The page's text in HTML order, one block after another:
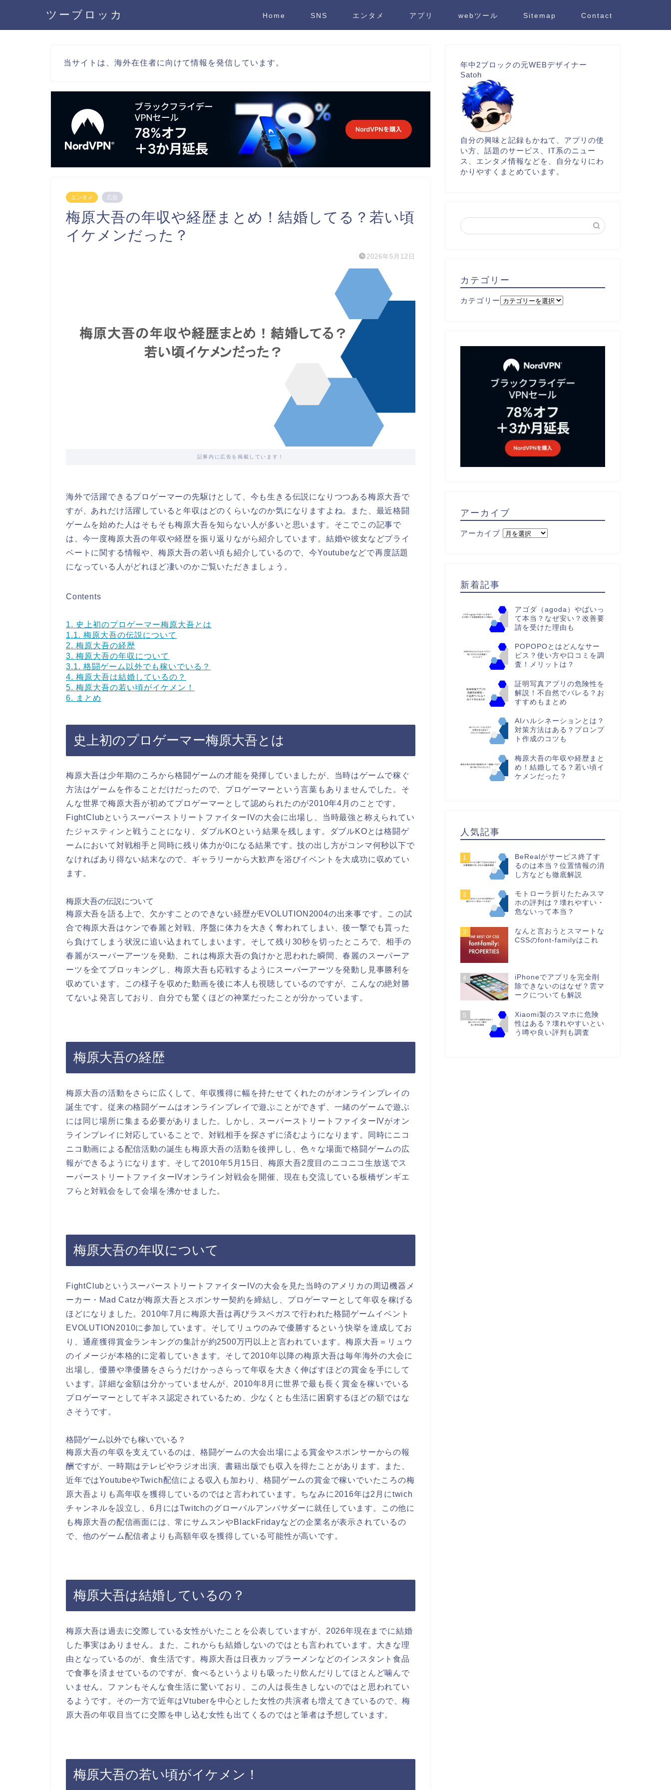
ツーブロッカ Home SNS エンタメ アプリ webツール Sitemap Contact
当サイトは、海外在住者に向けて情報を発信しています。
エンタメ 広告
梅原大吾の年収や経歴まとめ！結婚してる？若い頃
イケメンだった？
2026年5月12日
記事内に広告を掲載しています！
海外で活躍できるプロゲーマーの先駆けとして、今も生きる伝説になりつつある梅原大吾で
すが、あれだけ活躍していると年収はどのくらいなのか気になりますよね。また、最近格闘
ゲームを始めた人はそもそも梅原大吾を知らない人が多いと思います。そこでこの記事で
は、今一度梅原大吾の年収や経歴を振り返りながら紹介しています。結婚や彼女などプライ
ベートに関する情報や、梅原大吾の若い頃も紹介しているので、今Youtubeなどで再度話題
になっている人がどれほど凄いのかご覧いただきましょう。
Contents
1. 史上初のプロゲーマー梅原大吾とは
1.1. 梅原大吾の伝説について
2. 梅原大吾の経歴
3. 梅原大吾の年収について
3.1. 格闘ゲーム以外でも稼いでいる？
4. 梅原大吾は結婚しているの？
5. 梅原大吾の若い頃がイケメン！
6. まとめ
史上初のプロゲーマー梅原大吾とは
梅原大吾は少年期のころから格闘ゲームの才能を発揮していましたが、当時はゲームで稼ぐ
方法はゲームを作ることだけだったので、プロゲーマーという言葉もありませんでした。そ
んな世界で梅原大吾が初めてプロゲーマーとして認められたのが2010年4月のことです。
FightClubというスーパーストリートファイターIVの大会に出場し、当時最強と称えられてい
たジャスティンと戦うことになり、ダブルKOという結果を残します。ダブルKOとは格闘ゲ
ームにおいて対戦相手と同時に残り体力が0になる結果です。技の出し方がコンマ何秒以下で
なければあり得ない結末なので、ギャラリーから大歓声を浴びイベントを大成功に収めてい
ます。
梅原大吾の伝説について
梅原大吾を語る上で、欠かすことのできない経歴がEVOLUTION2004の出来事です。この試
合で梅原大吾はケンで春麗と対戦、序盤に体力を大きく奪われてしまい、後一撃でも貰った
ら負けてしまう状況に追い込まれてしまいます。そして残り30秒を切ったところで、相手の
春麗がスーパーアーツを発動、これは梅原大吾の負けかと思われた瞬間、春麗のスーパーア
ーツを全てブロッキングし、梅原大吾も応戦するようにスーパーアーツを発動し見事勝利を
収めています。この様子を収めた動画を後に本人も視聴しているのですが、こんなの絶対勝
てないよ発言しており、自分でも驚くほどの神業だったことが分かっています。
梅原大吾の経歴
梅原大吾の活動をさらに広くして、年収獲得に幅を持たせてくれたのがオンラインプレイの
誕生です。従来の格闘ゲームはオンラインプレイで遊ぶことができず、一緒のゲームで遊ぶ
には同じ場所に集まる必要がありました。しかし、スーパーストリートファイターIVがオン
ラインプレイに対応していることで、対戦相手を探さずに済むようになります。同時にニコ
ニコ動画による配信活動の誕生も梅原大吾の活動を後押しし、色々な場面で格闘ゲームの広
報ができるようになります。そして2010年5月15日、梅原大吾2度目のニコニコ生放送でス
ーパーストリートファイターIVオンライン対戦会を開催、現在も交流している板橋ザンギエ
フらと対戦会をして会場を沸かせました。
梅原大吾の年収について
FightClubというスーパーストリートファイターIVの大会を見た当時のアメリカの周辺機器メ
ーカー・Mad Catzが梅原大吾とスポンサー契約を締結し、プロゲーマーとして年収を稼げる
ほどになりました。2010年7月に梅原大吾は再びラスベガスで行われた格闘ゲームイベント
EVOLUTION2010に参加しています。そしてリュウのみで優勝するという快挙を達成してお
り、通産獲得賞金ランキングの集計が約2500万円以上と言われています。梅原大吾＝リュウ
のイメージが本格的に定着していきます。そして2010年以降の梅原大吾は毎年海外の大会に
出場し、優勝や準優勝をさらうだけかっさらって年収を大きく伸ばすほどの賞金を手にして
います。詳細な金額は分かっていませんが、2010年8月に世界で最も長く賞金を稼いでいる
プロゲーマーとしてギネス認定されているため、少なくとも生活に困窮するほどの額ではな
さそうです。
格闘ゲーム以外でも稼いでいる？
梅原大吾の年収を支えているのは、格闘ゲームの大会出場による賞金やスポンサーからの報
酬ですが、一時期はテレビやラジオ出演、書籍出版でも収入を得たことがあります。また、
近年ではYoutubeやTwich配信による収入も加わり、格闘ゲームの賞金で稼いでいたころの梅
原大吾よりも高年収を獲得しているのではと言われています。ちなみに2016年は2月にtwich
チャンネルを設立し、6月にはTwitchのグローバルアンバサダーに就任しています。この他に
も梅原大吾の配信画面には、常にサムスンやBlackFridayなどの企業名が表示されているの
で、他のゲーム配信者よりも高額年収を獲得している可能性が高いです。
梅原大吾は結婚しているの？
梅原大吾は過去に交際している女性がいたことを公表していますが、2026年現在までに結婚
した事実はありません。また、これからも結婚しないのではとも言われています。大きな理
由となっているのが、食生活です。梅原大吾は日夜カップラーメンなどのインスタント食品
で食事を済ませているのですが、食べるというよりも吸ったり飲んだりしてほとんど噛んで
いません。ファンもそんな食生活に驚いており、この人は長生きしないのではと思われてい
るようです。その一方で近年はVtuberを中心とした女性の共演者も増えてきているので、梅
原大吾の年収目当てに交際を申し込む女性も出てくるのではと筆者は予想しています。
梅原大吾の若い頃がイケメン！
年中2ブロックの元WEBデザイナー
Satoh
自分の興味と記録もかねて、アプリの使
い方、話題のサービス、IT系のニュー
ス、エンタメ情報などを、自分なりにわ
かりやすくまとめています。
カテゴリー
カテゴリー
アーカイブ
アーカイブ
新着記事
アゴダ（agoda）やばいっ
て本当？なぜ安い？改善要
請を受けた理由も
POPOPOとはどんなサー
ビス？使い方や口コミを調
査！メリットは？
証明写真アプリの危険性を
解説！不自然でバレる？お
すすめもまとめ
AIハルシネーションとは？
対策方法はある？プロンプ
ト作成のコツも
梅原大吾の年収や経歴まと
め！結婚してる？若い頃イ
ケメンだった？
人気記事
1
BeRealがサービス終了す
るのは本当？位置情報の消
し方なども徹底解説
2
モトローラ折りたたみスマ
ホの評判は？壊れやすい・
危ないって本当？
3
なんと言おうとスマートな
CSSのfont-familyはこれ
4
iPhoneでアプリを完全削
除できないのはなぜ？雲マ
ークについても解説
5
Xiaomi製のスマホに危険
性はある？壊れやすいとい
う噂や良い評判も調査